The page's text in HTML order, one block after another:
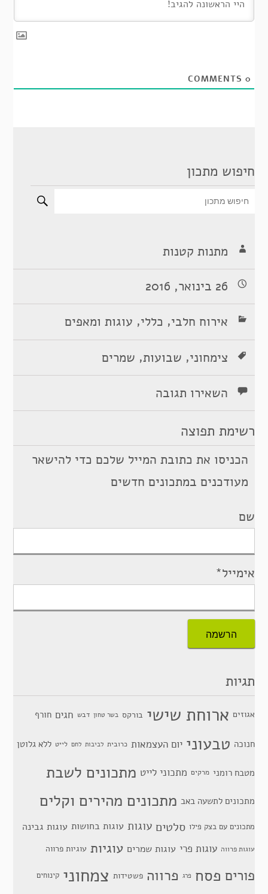
0
חיפוש מתכון
מתנות קטנות
26 בינואר, 2016
אירוח חלבי, כללי, עוגות ומאפים
צימחוני, שבועות, שמרים
השאירו תגובה
רשימת תפוצה
הכניסו את כתובת המייל שלכם כדי להישאר
מעודכנים במתכונים חדשים
שם
אימייל*
תגיות
אגוזים ארוחת שישי בורקס בשר טחון דבש חגים חורף
חנוכה טבעוני יום העצמאות כרובית לביבות לחם לייט ללא גלוטן
מטבח רומני מרקים מתכוני לייט מתכונים לשבת
מתכונים לתשעה באב מתכונים מהירים וקלים
מתכונים עם בצק פילו סלטים עוגות עוגות בחושות עוגות גבינה
עוגות פרווה עוגות פרי עוגות שמרים עוגיות עוגיות פרווה
פורים פסח פרג פרווה פשטידות צמחוני קינוחים